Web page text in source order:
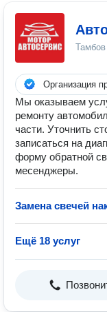
Тамбов
Организация
Мы оказываем
ремонту
части. Уточнить
записаться на
форму обратной
месенджеры.
Замена свечей
Ещё 18 услуг